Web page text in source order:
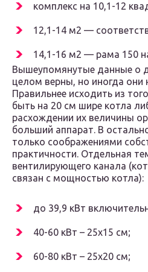
комплекс на 10,1-12
12,1-14 м2 —
14,1-16 м2 — рама 150
Вышеупомянутые данные о
целом верны, но иногда они
Правильнее исходить из
быть на 20 см шире котла
расхождении их величины
больший аппарат. В
только соображениями
практичности. Отдельная
вентилирующего канала
связан с мощностью котла):
до 39,9 кВт
40-60 кВт – 25х15 см;
60-80 кВт – 25х20 см;